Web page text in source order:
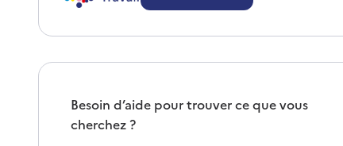
Besoin d’aide pour trouver ce que vous
cherchez ?